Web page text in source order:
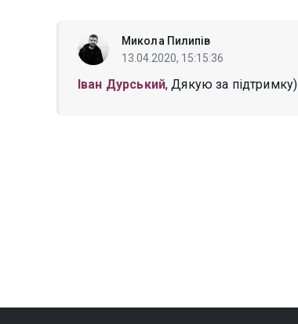
Микола Пилипів
13.04.2020, 15:15:36
Іван Дурський, Дякую за підтримку)